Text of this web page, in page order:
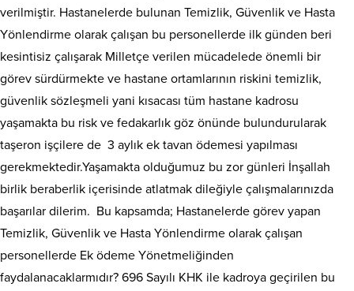
verilmiştir. Hastanelerde bulunan Temizlik, Güvenlik ve Hasta
Yönlendirme olarak çalışan bu personellerde ilk günden beri
kesintisiz çalışarak Milletçe verilen mücadelede önemli bir
görev sürdürmekte ve hastane ortamlarının riskini temizlik,
güvenlik sözleşmeli yani kısacası tüm hastane kadrosu
yaşamakta bu risk ve fedakarlık göz önünde bulundurularak
taşeron işçilere de 3 aylık ek tavan ödemesi yapılması
gerekmektedir.Yaşamakta olduğumuz bu zor günleri İnşallah
birlik beraberlik içerisinde atlatmak dileğiyle çalışmalarınızda
başarılar dilerim. Bu kapsamda; Hastanelerde görev yapan
Temizlik, Güvenlik ve Hasta Yönlendirme olarak çalışan
personellerde Ek ödeme Yönetmeliğinden
faydalanacaklarmıdır? 696 Sayılı KHK ile kadroya geçirilen bu